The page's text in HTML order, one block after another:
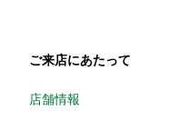
ご来店にあたって
店舗情報